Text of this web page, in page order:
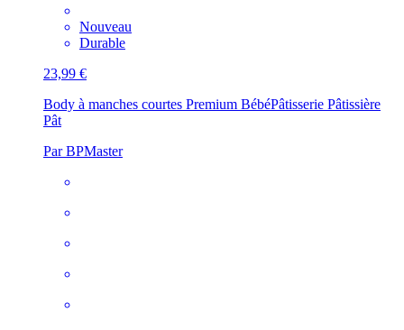
Nouveau
Durable
23,99 €
Body à manches courtes Premium BébéPâtisserie Pâtissière
Pât
Par BPMaster